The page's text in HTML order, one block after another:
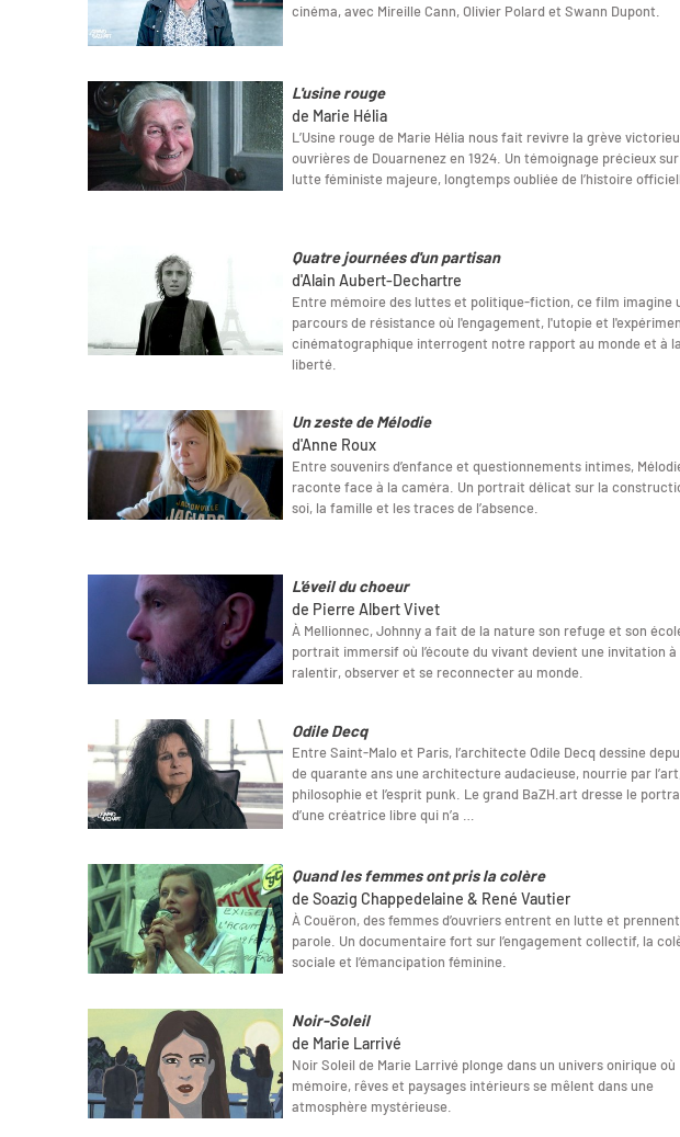
cinéma, avec Mireille Cann, Olivier Polard et Swann Dupont.
L'usine rouge
de Marie Hélia
L’Usine rouge de Marie Hélia nous fait revivre la grève
ouvrières de Douarnenez en 1924. Un témoignage précieux
lutte féministe majeure, longtemps oubliée de l’histoire
Quatre journées d'un partisan
d'Alain Aubert-Dechartre
Entre mémoire des luttes et politique-fiction, ce film imagine
parcours de résistance où l'engagement, l'utopie et
cinématographique interrogent notre rapport au monde et à la
liberté.
Un zeste de Mélodie
d'Anne Roux
Entre souvenirs d’enfance et questionnements intimes,
raconte face à la caméra. Un portrait délicat sur la
soi, la famille et les traces de l’absence.
L'éveil du choeur
de Pierre Albert Vivet
À Mellionnec, Johnny a fait de la nature son refuge et son
portrait immersif où l’écoute du vivant devient une invitation à
ralentir, observer et se reconnecter au monde.
Odile Decq
Entre Saint-Malo et Paris, l’architecte Odile Decq dessine
de quarante ans une architecture audacieuse, nourrie par
philosophie et l’esprit punk. Le grand BaZH.art dresse le
d’une créatrice libre qui n’a …
Quand les femmes ont pris la colère
de Soazig Chappedelaine & René Vautier
À Couëron, des femmes d’ouvriers entrent en lutte et
parole. Un documentaire fort sur l’engagement collectif, la
sociale et l’émancipation féminine.
Noir-Soleil
de Marie Larrivé
Noir Soleil de Marie Larrivé plonge dans un univers onirique où
mémoire, rêves et paysages intérieurs se mêlent dans une
atmosphère mystérieuse.